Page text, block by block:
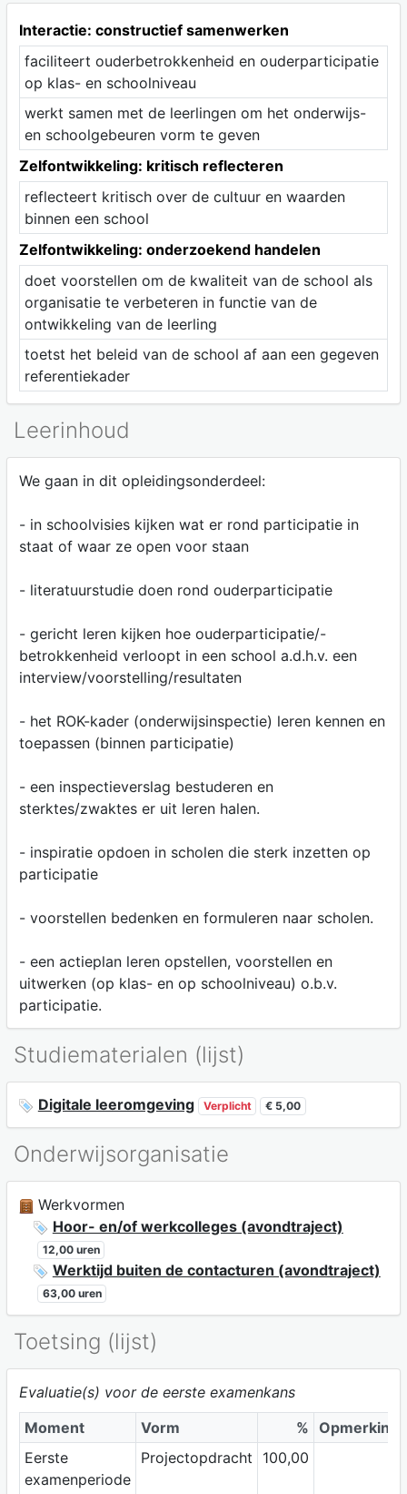
Interactie: constructief samenwerken
faciliteert ouderbetrokkenheid en ouderparticipatie
op klas- en schoolniveau
werkt samen met de leerlingen om het onderwijs-
en schoolgebeuren vorm te geven
Zelfontwikkeling: kritisch reflecteren
reflecteert kritisch over de cultuur en waarden
binnen een school
Zelfontwikkeling: onderzoekend handelen
doet voorstellen om de kwaliteit van de school als
organisatie te verbeteren in functie van de
ontwikkeling van de leerling
toetst het beleid van de school af aan een gegeven
referentiekader
Leerinhoud
We gaan in dit opleidingsonderdeel:
- in schoolvisies kijken wat er rond participatie in
staat of waar ze open voor staan
- literatuurstudie doen rond ouderparticipatie
- gericht leren kijken hoe ouderparticipatie/-
betrokkenheid verloopt in een school a.d.h.v. een
interview/voorstelling/resultaten
- het ROK-kader (onderwijsinspectie) leren kennen en
toepassen (binnen participatie)
- een inspectieverslag bestuderen en
sterktes/zwaktes er uit leren halen.
- inspiratie opdoen in scholen die sterk inzetten op
participatie
- voorstellen bedenken en formuleren naar scholen.
- een actieplan leren opstellen, voorstellen en
uitwerken (op klas- en op schoolniveau) o.b.v.
participatie.
Studiematerialen (lijst)
Digitale leeromgeving Verplicht € 5,00
Onderwijsorganisatie
Werkvormen
Hoor- en/of werkcolleges (avondtraject)
12,00 uren
Werktijd buiten de contacturen (avondtraject)
63,00 uren
Toetsing (lijst)
Evaluatie(s) voor de eerste examenkans
Moment
Vorm % Opmerking
Eerste
examenperiode
Projectopdracht 100,00